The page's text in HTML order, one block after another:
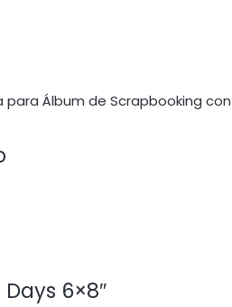
6×8″